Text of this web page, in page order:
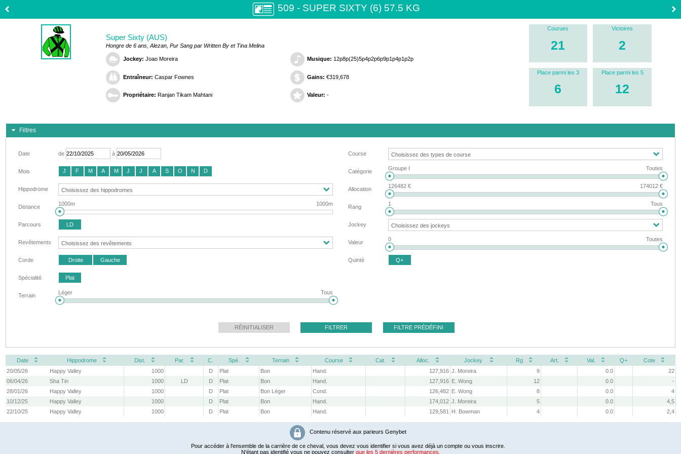
509 - SUPER SIXTY (6) 57.5 KG
Super Sixty (AUS)
Hongre de 6 ans, Alezan, Pur Sang par Written By et Tina Melina
Jockey: Joao Moreira
Entraîneur: Caspar Fownes
Propriétaire: Ranjan Tikam Mahtani
Musique: 12p8p(25)5p4p2p6p9p1p4p1p2p
Gains: €319,678
Valeur: -
Courues
21
Victoires
2
Place parmi les 3
6
Place parmi les 5
12
Filtres
Date de à
Mois J F M A M J J A S O N D
Hippodrome
Distance 1000m 1000m
Parcours LD
Revêtements
Corde Droite Gauche
Spécialité Plat
Terrain Léger Tous
Course
Catégorie Groupe I Toutes
Allocation 126482 € 174012 €
Rang 1 Tous
Jockey
Valeur 0 Toutes
Quinté Q+
RÉINITIALISER FILTRER FILTRE PRÉDÉFINI
Date Hippodrome Dist. Par. C. Spé. Terrain Course Cat. Alloc. Jockey Rg Art. Val. Q+
Cote
20/05/26
Happy Valley 1000 D Plat Bon Hand. 127,916 J. Moreira 9 0.0
22
06/04/26
Sha Tin 1000 LD D Plat Bon Hand. 127,916 E. Wong 12 0.0
-
28/01/26
Happy Valley 1000 D Plat Bon Léger Cond. 126,482 E. Wong 8 0.0
4
10/12/25
Happy Valley 1000 D Plat Bon Hand. 174,012 J. Moreira 5 0.0
4,5
22/10/25
Happy Valley 1000 D Plat Bon Hand. 129,581 H. Bowman 4 0.0 2,4
Contenu réservé aux parieurs Genybet
Pour accéder à l'ensemble de la carrière de ce cheval, vous devez vous identifier si vous avez déjà un compte ou vous inscrire.
N'étant pas identifié vous ne pouvez consulter que les 5 dernières performances.